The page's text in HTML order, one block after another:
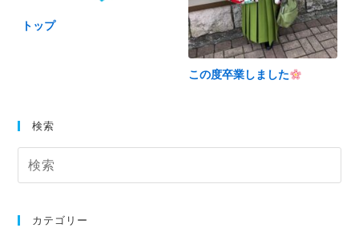
トップ
この度卒業しました
検索
カテゴリー